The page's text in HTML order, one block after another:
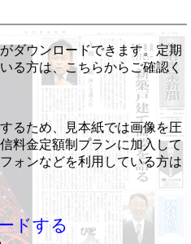
ダウンロードできます。定期
る方は、こちらからご確認く
るため、見本紙では画像を圧
料金定額制プランに加入して
ォンなどを利用している方は
ドする